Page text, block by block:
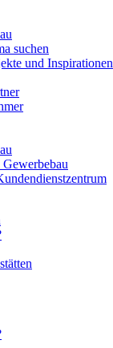
suchen
und Inspirationen